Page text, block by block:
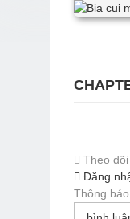
Theo dõi
Đăng
Thông